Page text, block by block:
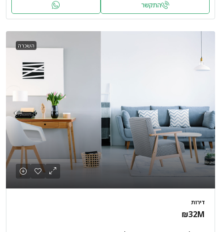
התקשר
השכרה
דירות
₪32M